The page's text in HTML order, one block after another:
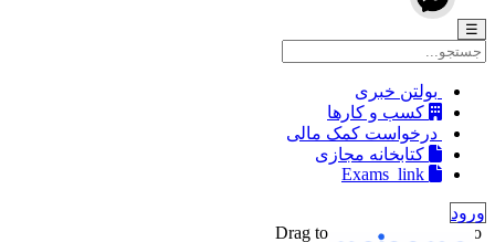
☰
بولتن خبری
کسب و کارها
درخواست کمک مالی
کتابخانه مجازی
Exams_link
ورود